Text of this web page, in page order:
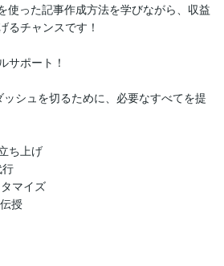
使った記事作成方法を学びながら、収益
るチャンスです！
サポート！
シュを切るために、必要なすべてを提
ち上げ
行
マイズ
授